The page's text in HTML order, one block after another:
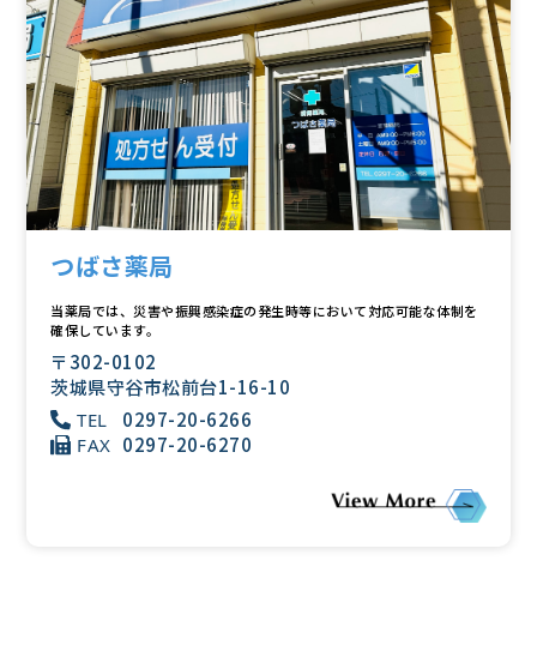
つばさ薬局
当薬局では、災害や振興感染症の発生時等において対応可能な体制を
確保しています。
〒302-0102
茨城県守谷市松前台1-16-10
TEL 0297-20-6266
FAX 0297-20-6270